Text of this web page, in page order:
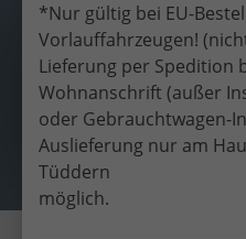
*Nur gültig bei EU-
Vorlauffahrzeugen!
Lieferung per Spedition
Wohnanschrift (außer
oder Gebrauchtwagen-
Auslieferung nur am
Tüddern
möglich.